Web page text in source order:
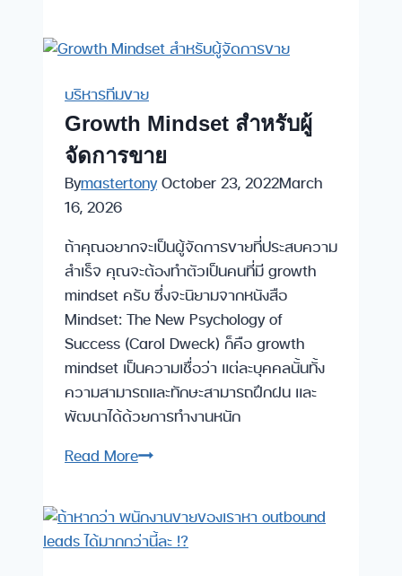
งาน
แบบ
remote
(ที่
คุณ
ให้
ลูก
น้อง
ได้
อ่าน)
บริหารทีมขาย
Growth Mindset สำหรับผู้
จัดการขาย
Bymastertony October 23, 2022March
16, 2026
ถ้าคุณอยากจะเป็นผู้จัดการขายที่ประสบความ
สำเร็จ คุณจะต้องทำตัวเป็นคนที่มี growth
mindset ครับ ซึ่งจะนิยามจากหนังสือ
Mindset: The New Psychology of
Success (Carol Dweck) ก็คือ growth
mindset เป็นความเชื่อว่า แต่ละบุคคลนั้นทั้ง
ความสามารถและทักษะสามารถฝึกฝน และ
พัฒนาได้ด้วยการทำงานหนัก
Read MoreGrowth
ผู้
จัดการ